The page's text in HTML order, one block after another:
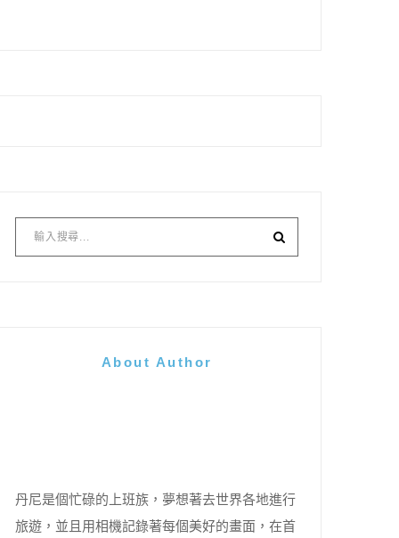
About Author
丹尼是個忙碌的上班族，夢想著去世界各地進行
旅遊，並且用相機記錄著每個美好的畫面，在首